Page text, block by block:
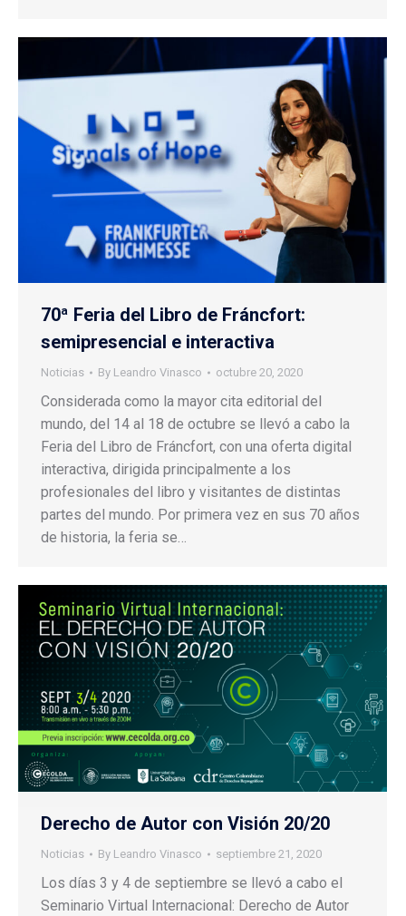
70ª Feria del Libro de Fráncfort:
semipresencial e interactiva
Noticias By Leandro Vinasco octubre 20, 2020
Considerada como la mayor cita editorial del
mundo, del 14 al 18 de octubre se llevó a cabo la
Feria del Libro de Fráncfort, con una oferta digital
interactiva, dirigida principalmente a los
profesionales del libro y visitantes de distintas
partes del mundo. Por primera vez en sus 70 años
de historia, la feria se…
Derecho de Autor con Visión 20/20
Noticias By Leandro Vinasco septiembre 21, 2020
Los días 3 y 4 de septiembre se llevó a cabo el
Seminario Virtual Internacional: Derecho de Autor